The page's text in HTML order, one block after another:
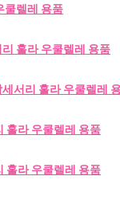
쿨렐레 용품
훌라 우쿨렐레 용품
서리 훌라 우쿨렐레
훌라 우쿨렐레 용품
훌라 우쿨렐레 용품